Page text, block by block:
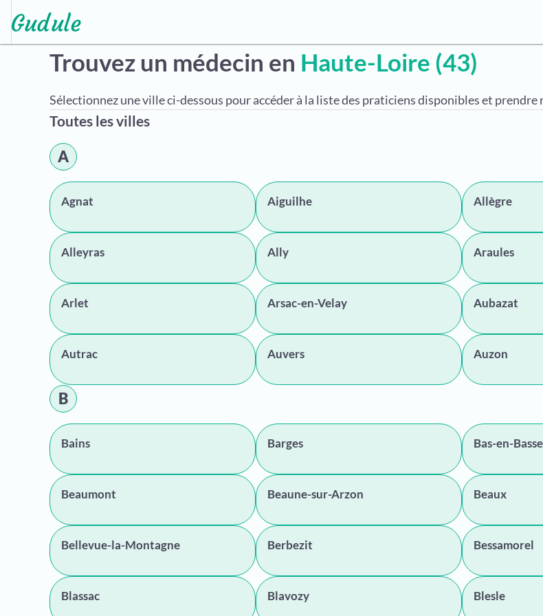
Trouvez un médecin en Haute-Loire (43)
Sélectionnez une ville ci-dessous pour accéder à la liste des praticiens disponibles et prendre
Toutes les villes
A
Agnat Aiguilhe Allègre
Alleyras Ally Araules
Arlet Arsac-en-Velay Aubazat
Autrac Auvers Auzon
B
Bains Barges Bas-en-
Beaumont Beaune-sur-Arzon Beaux
Bellevue-la-Montagne Berbezit Bessamorel
Blassac Blavozy Blesle